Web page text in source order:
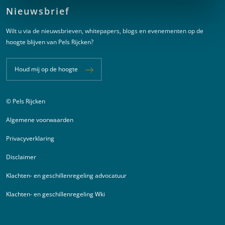
Nieuwsbrief
Wilt u via de nieuwsbrieven, whitepapers, blogs en evenementen op de
hoogte blijven van Pels Rijcken?
Houd mij op de hoogte
Juridische informatie
© Pels Rijcken
Algemene voorwaarden
Privacyverklaring
Disclaimer
Klachten- en geschillenregeling advocatuur
Klachten- en geschillenregeling Wki